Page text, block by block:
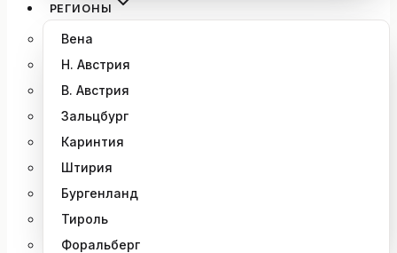
РЕГИОНЫ
Вена
Н. Австрия
В. Австрия
Зальцбург
Каринтия
Штирия
Бургенланд
Тироль
Форальберг